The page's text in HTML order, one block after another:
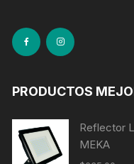
PRODUCTOS
Reflector
MEKA